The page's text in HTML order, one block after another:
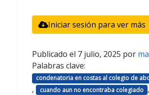
Iniciar sesión para ver más
Publicado el 7 julio, 2025 por
Palabras clave:
condenatoria en costas al colegio de
, cuando aun no encontraba colegiado ,